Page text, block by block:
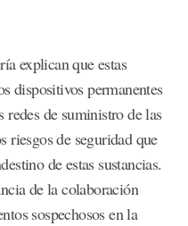
explican que estas
dispositivos permanentes
redes de suministro de las
riesgos de seguridad que
de estas sustancias.
de la colaboración
sospechosos en la